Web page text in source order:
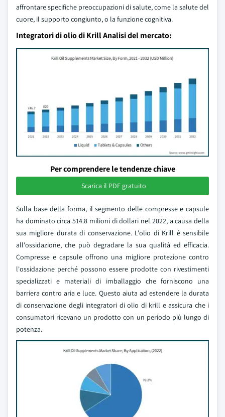
affrontare specifiche preoccupazioni di salute, come la salute del
cuore, il supporto congiunto, o la funzione cognitiva.
Integratori di olio di Krill Analisi del mercato:
Per comprendere le tendenze chiave
Scarica il PDF gratuito
Sulla base della forma, il segmento delle compresse e capsule
ha dominato circa 514.8 milioni di dollari nel 2022, a causa della
sua migliore durata di conservazione. L'olio di Krill è sensibile
all'ossidazione, che può degradare la sua qualità ed efficacia.
Compresse e capsule offrono una migliore protezione contro
l'ossidazione perché possono essere prodotte con rivestimenti
specializzati e materiali di imballaggio che forniscono una
barriera contro aria e luce. Questo aiuta ad estendere la durata
di conservazione degli integratori di olio di krill e assicura che i
consumatori ricevano un prodotto con un periodo più lungo di
potenza.